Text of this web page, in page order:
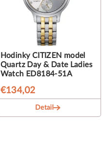
Hodinky CITIZEN model
Quartz Day & Date Ladies
Watch ED8184-51A
€134,02
Detail